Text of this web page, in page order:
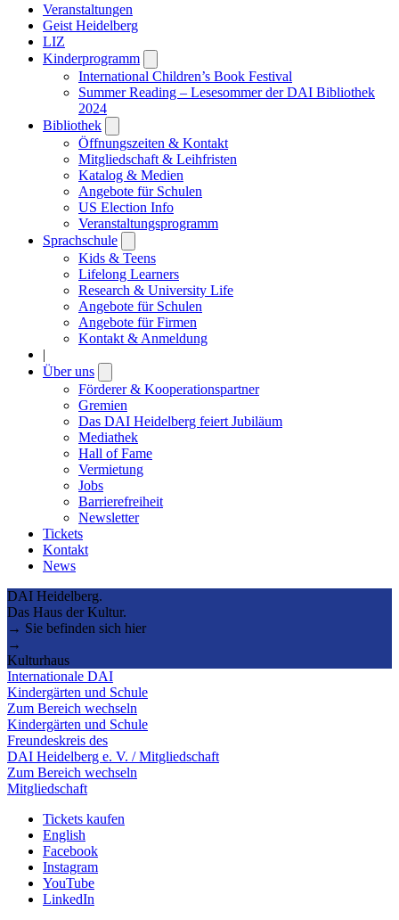
Veranstaltungen
Geist Heidelberg
LIZ
Kinderprogramm
submenu
International Children’s Book Festival
Summer Reading – Lesesommer der DAI Bibliothek
2024
Bibliothek
submenu
Öffnungszeiten & Kontakt
Mitgliedschaft & Leihfristen
Katalog & Medien
Angebote für Schulen
US Election Info
Veranstaltungsprogramm
Sprachschule
submenu
Kids & Teens
Lifelong Learners
Research & University Life
Angebote für Schulen
Angebote für Firmen
Kontakt & Anmeldung
|
Über uns
submenu
Förderer & Kooperationspartner
Gremien
Das DAI Heidelberg feiert Jubiläum
Mediathek
Hall of Fame
Vermietung
Jobs
Barrierefreiheit
Newsletter
Tickets
Kontakt
News
DAI Heidelberg.
Das Haus der Kultur.
→ Sie befinden sich hier
→
Kulturhaus
Internationale DAI
Kindergärten und Schule
Zum Bereich wechseln
Kindergärten und Schule
Freundeskreis des
DAI Heidelberg e. V. / Mitgliedschaft
Zum Bereich wechseln
Mitgliedschaft
Tickets kaufen
English
Facebook
Instagram
YouTube
LinkedIn